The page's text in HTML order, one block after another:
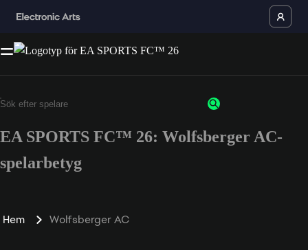
EA SPORTS FC™ 26: Wolfsberger AC-
spelarbetyg
Hem Wolfsberger AC